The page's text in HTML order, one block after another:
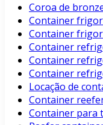
Coroa de
Container
Container
Container
Container
Container
Locação de
Container
Container para